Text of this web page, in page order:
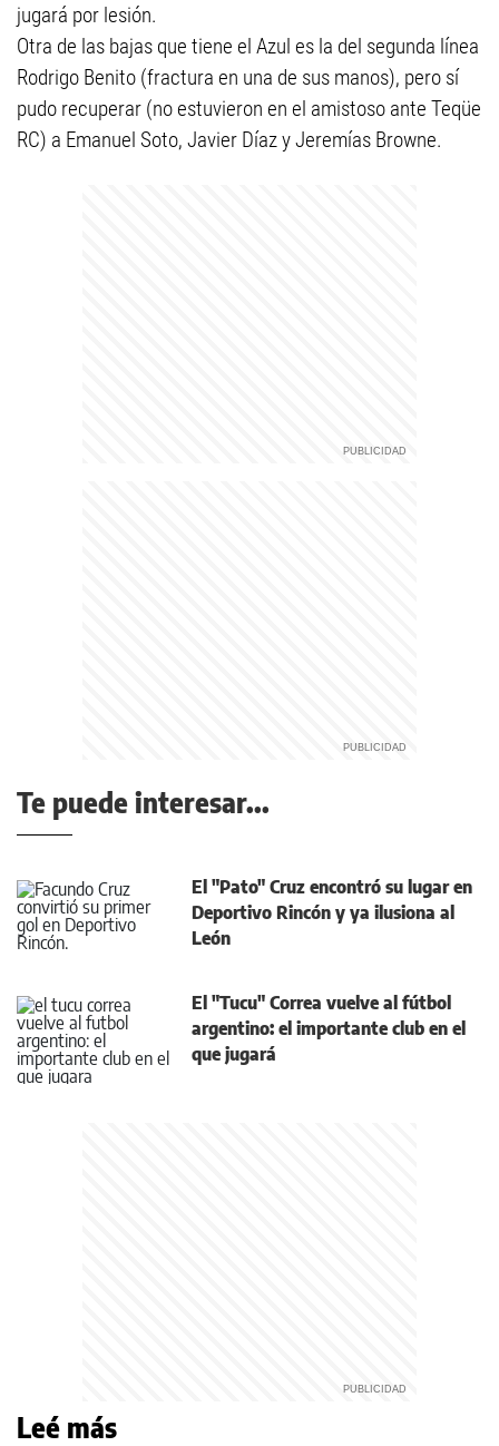
jugará por lesión.
Otra de las bajas que tiene el Azul es la del segunda línea
Rodrigo Benito (fractura en una de sus manos), pero sí
pudo recuperar (no estuvieron en el amistoso ante Teqüe
RC) a Emanuel Soto, Javier Díaz y Jeremías Browne.
Te puede interesar...
El "Pato" Cruz encontró su lugar en
Deportivo Rincón y ya ilusiona al
León
El "Tucu" Correa vuelve al fútbol
argentino: el importante club en el
que jugará
Leé más